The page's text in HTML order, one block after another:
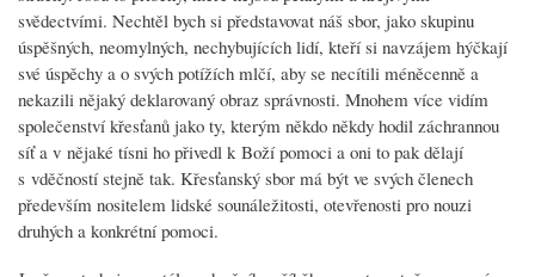
svědectvími. Nechtěl bych si představovat náš sbor, jako skupinu
úspěšných, neomylných, nechybujících lidí, kteří si navzájem hýčkají
své úspěchy a o svých potížích mlčí, aby se necítili méněcenně a
nekazili nějaký deklarovaný obraz správnosti. Mnohem více vidím
společenství křesťanů jako ty, kterým někdo někdy hodil záchrannou
síť a v nějaké tísni ho přivedl k Boží pomoci a oni to pak dělají
s vděčností stejně tak. Křesťanský sbor má být ve svých členech
především nositelem lidské sounáležitosti, otevřenosti pro nouzi
druhých a konkrétní pomoci.